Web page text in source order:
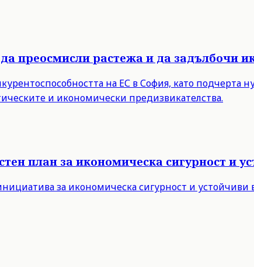
преосмисли растежа и да задълбочи
на ЕС в София, като
и икономически предизвикателства.
план за икономическа сигурност и
за икономическа сигурност и